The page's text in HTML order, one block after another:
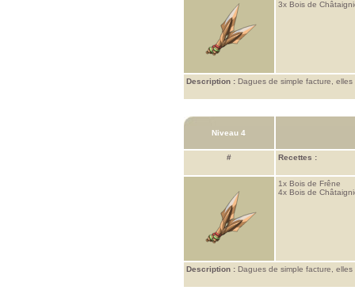
3x Bois de
Description : Dagues de simple facture,
Niveau 4
# Recettes :
1x Bois de Frêne
4x Bois de
Description : Dagues de simple facture,